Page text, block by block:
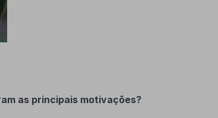
as principais motivações?